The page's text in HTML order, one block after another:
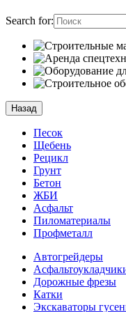
Search for:
Назад
Песок
Щебень
Рецикл
Грунт
Бетон
ЖБИ
Асфальт
Пиломатериалы
Профметалл
Автогрейдеры
Дорожные фрезы
Катки
Экскаваторы